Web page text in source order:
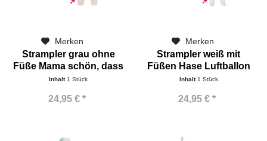
Merken
Strampler grau ohne
Füße Mama schön, dass
Inhalt1 Stück
24,95 € *
Merken
Strampler weiß mit
Füßen Hase Luftballon
Name
Inhalt1 Stück
24,95 € *